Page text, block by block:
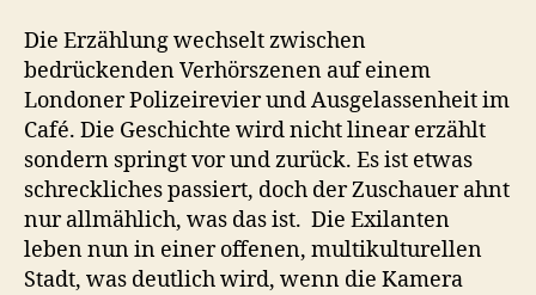
Die Erzählung wechselt zwischen
bedrückenden Verhörszenen auf einem
Londoner Polizeirevier und Ausgelassenheit im
Café. Die Geschichte wird nicht linear erzählt
sondern springt vor und zurück. Es ist etwas
schreckliches passiert, doch der Zuschauer ahnt
nur allmählich, was das ist. Die Exilanten
leben nun in einer offenen, multikulturellen
Stadt, was deutlich wird, wenn die Kamera